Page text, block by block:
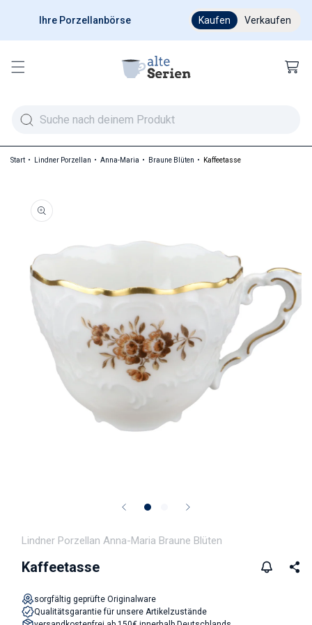
Ihre Porzellanbörse Ab 200 €
Kaufen Verkaufen
Start Lindner Porzellan Anna-Maria Braune Blüten Kaffeetasse
Lindner Porzellan Anna-Maria Braune Blüten
Kaffeetasse
sorgfältig geprüfte Originalware
Qualitätsgarantie für unsere Artikelzustände